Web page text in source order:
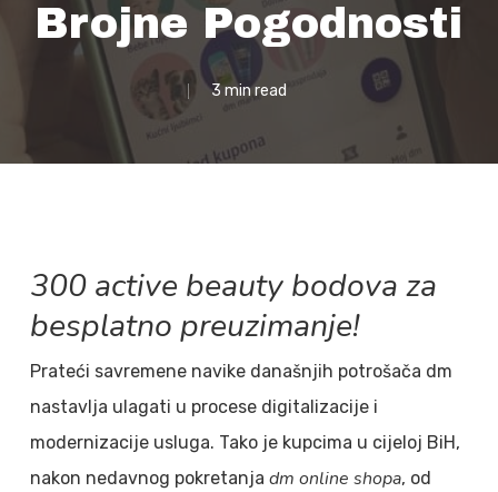
Brojne Pogodnosti
3 min read
300 active beauty bodova za
besplatno preuzimanje!
Prateći savremene navike današnjih potrošača dm
nastavlja ulagati u procese digitalizacije i
modernizacije usluga. Tako je kupcima u cijeloj BiH,
nakon nedavnog pokretanja dm online shopa, od